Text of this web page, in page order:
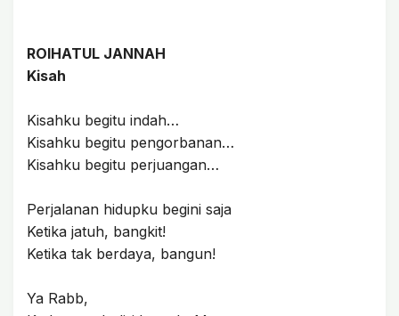
ROIHATUL JANNAH
Kisah
Kisahku begitu indah…
Kisahku begitu pengorbanan…
Kisahku begitu perjuangan…
Perjalanan hidupku begini saja
Ketika jatuh, bangkit!
Ketika tak berdaya, bangun!
Ya Rabb,